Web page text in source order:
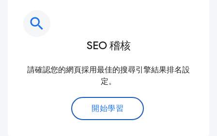
search
SEO 稽核
請確認您的網頁採用最佳的搜尋引擎結果排名設
定。
開始學習